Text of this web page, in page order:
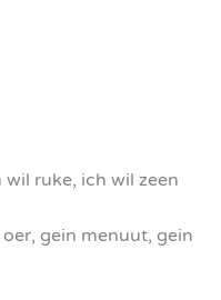
ruke, ich wil zeen
gein menuut, gein